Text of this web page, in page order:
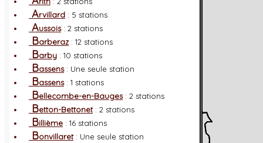
Arvillard : 5 stations
Aussois: 2 stations
Barberaz: 12 stations
Barby : 10 stations
Bassens: Une seule station
Bassens: 1 stations
Bellecombe-en-Bauges: 2 stations
Betton-Bettonet: 2 stations
Billième : 16 stations
Bonvillaret: Une seule station